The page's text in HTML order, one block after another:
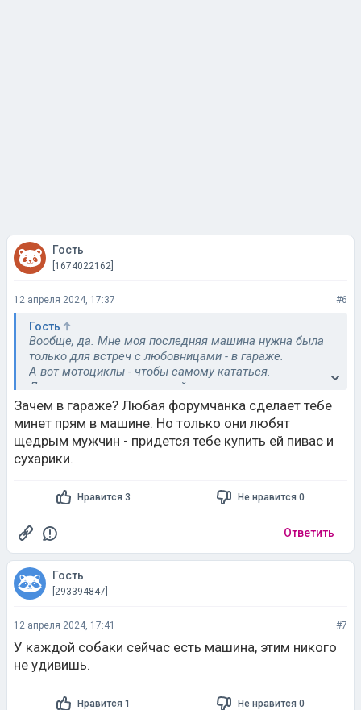
Гость
[1674022162]
12 апреля 2024, 17:37 #6
Гость
Вообще, да. Мне моя последняя машина нужна была
только для встреч с любовницами - в гараже.
А вот мотоциклы - чтобы самому кататься.
Для практичных назначений личная техника ни к чему.
Зачем в гараже? Любая форумчанка сделает тебе
минет прям в машине. Но только они любят
щедрым мужчин - придется тебе купить ей пивас и
сухарики.
Нравится 3 Не нравится 0
Ответить
Гость
[293394847]
12 апреля 2024, 17:41 #7
У каждой собаки сейчас есть машина, этим никого
не удивишь.
Нравится 1 Не нравится 0